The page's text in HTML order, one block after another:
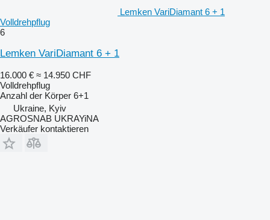
Lemken VariDiamant 6 + 1
Volldrehpflug
6
Lemken VariDiamant 6 + 1
16.000 € ≈ 14.950 CHF
Volldrehpflug
Anzahl der Körper 6+1
Ukraine, Kyiv
AGROSNAB UKRAYiNA
Verkäufer kontaktieren